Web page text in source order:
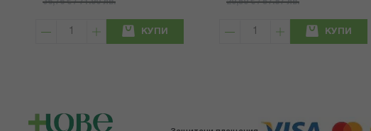
36,76 € / 71.90 лв.
КУПИ
29,59 € / 57.87 лв.
КУПИ